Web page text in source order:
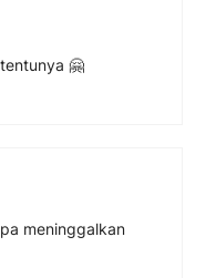
🤗
meninggalkan